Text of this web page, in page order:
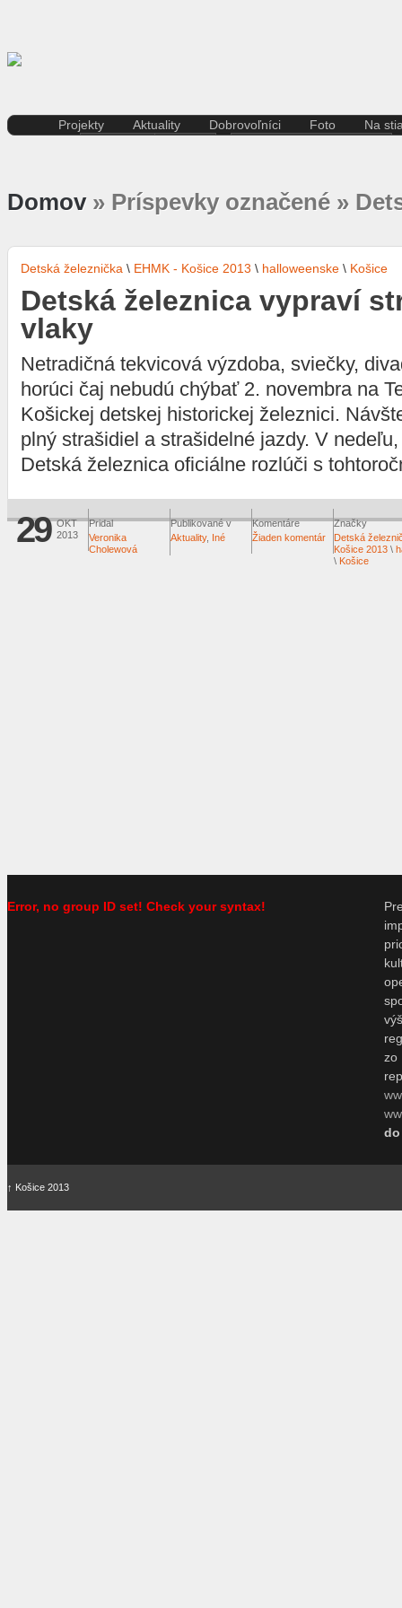
Projekty
Projekt SPOTs
Terra Incognita
Putujúce mesto
Rozvoj ľudských zdrojov
prostredníctvom investícií do
Sándor Márai
Aktuality
Slovensko
Zahraničie
Dobrovoľníci Foto Na
Domov» Príspevky označené »
Detská železnička \ EHMK - Košice 2013 \ halloweenske \ Košice
Detská železnica vypraví
vlaky
Netradičná tekvicová výzdoba, sviečky,
horúci čaj nebudú chýbať 2. novembra na
Košickej detskej historickej železnici.
plný strašidiel a strašidelné jazdy. V
Detská železnica oficiálne rozlúči s
29 OKT
2013
Pridal
Veronika
Cholewová
Publikované v
Aktuality, Iné
Komentáre
Žiaden komentár
Značky
Detská
Košice 2013 \
\ Košice
Error, no group ID set! Check your syntax!
↑ Košice 2013